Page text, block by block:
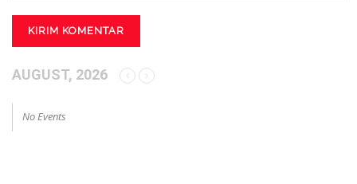
AUGUST, 2026
No Events